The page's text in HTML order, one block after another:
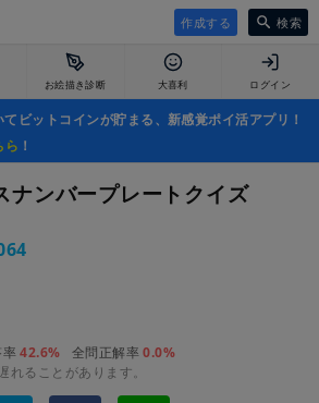
作成する 検索
お絵描き診断 大喜利 ログイン
ビットコインが貯まる、新感覚ポイ活アプリ！
ら ！
ナンバープレートクイズ
42.6% 全問正解率0.0%
れることがあります。